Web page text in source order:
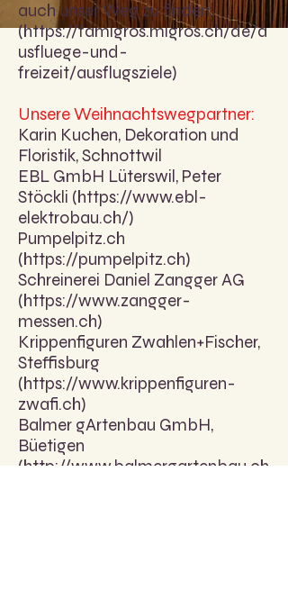
auch unser Weg zu finden:
(https://famigros.migros.ch/de/a
usfluege-und-
freizeit/ausflugsziele)
Unsere Weihnachtswegpartner:
Karin Kuchen, Dekoration und
Floristik, Schnottwil
EBL GmbH Lüterswil, Peter
Stöckli (https://www.ebl-
elektrobau.ch/)
Pumpelpitz.ch
(https://pumpelpitz.ch)
Schreinerei Daniel Zangger AG
(https://www.zangger-
messen.ch)
Krippenfiguren Zwahlen+Fischer,
Steffisburg
(https://www.krippenfiguren-
zwafi.ch)
Balmer gArtenbau GmbH,
Büetigen
(http://www.balmergartenbau.ch